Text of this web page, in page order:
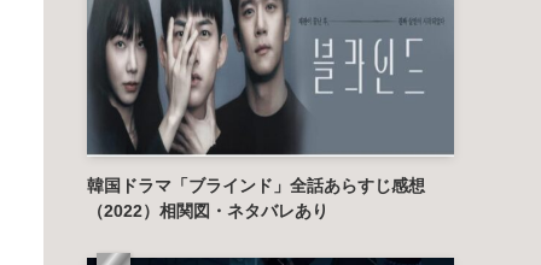
韓国ドラマ「ブラインド」全話あらすじ感想
（2022）相関図・ネタバレあり